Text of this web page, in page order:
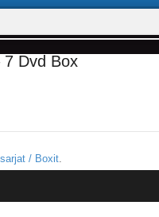
Dvd Box
/ Boxit.